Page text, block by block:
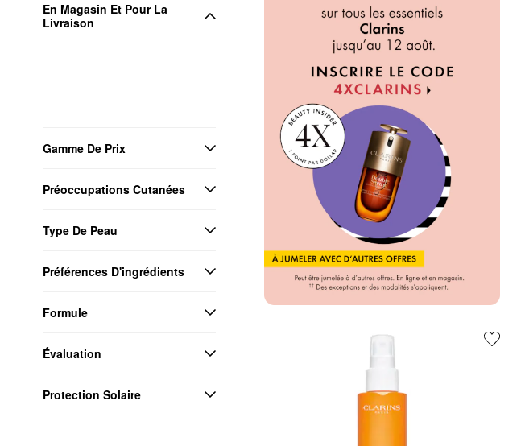
En Magasin Et Pour La
Livraison
Gamme De Prix
Préoccupations Cutanées
Type De Peau
Préférences D'ingrédients
Formule
Évaluation
Protection Solaire